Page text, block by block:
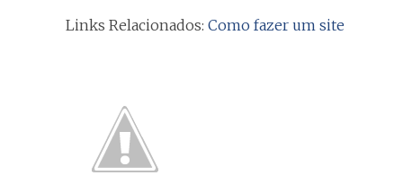
Links Relacionados: Como fazer um site